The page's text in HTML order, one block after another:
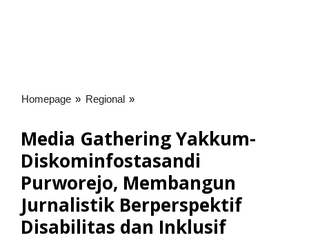
Homepage » Regional »
Yakkum-
Diskominfostasandi
Purworejo,
Membangun
Jurnalistik
Berperspektif
Disabilitas
dan
Media Gathering Yakkum-
Diskominfostasandi
Purworejo, Membangun
Jurnalistik Berperspektif
Disabilitas dan Inklusif